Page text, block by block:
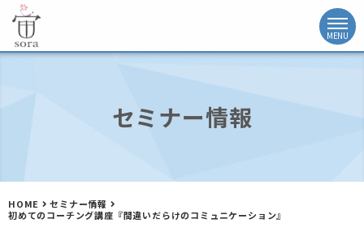
セミナー情報
HOME
セミナー情報
初めてのコーチング講座『間違いだらけのコミュニケーション』